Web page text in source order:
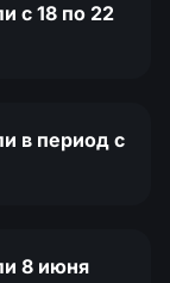
c 18 по 22
в период с
8 июня